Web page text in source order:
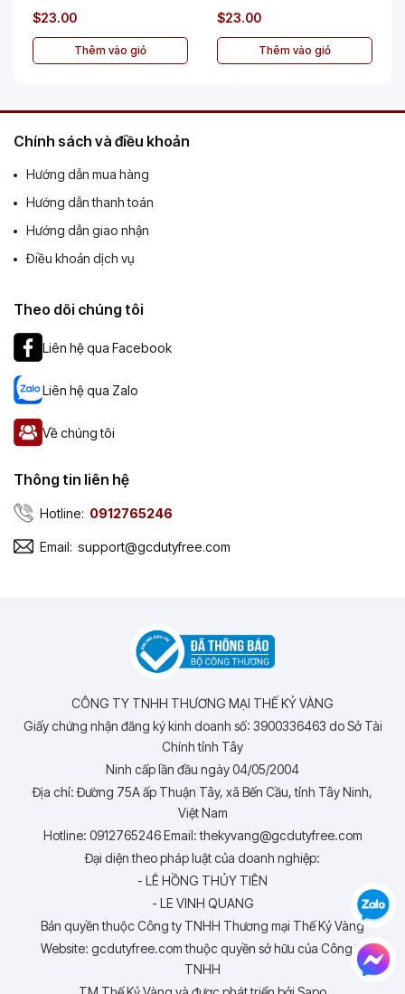
$23.00
Thêm vào giỏ
$23.00
Thêm vào giỏ
Chính sách và điều khoản
Hướng dẫn mua hàng
Hướng dẫn thanh toán
Hướng dẫn giao nhận
Điều khoản dịch vụ
Theo dõi chúng tôi
Liên hệ qua Facebook
Liên hệ qua Zalo
Về chúng tôi
Thông tin liên hệ
Hotline: 0912765246
Email: support@gcdutyfree.com
CÔNG TY TNHH THƯƠNG MẠI THẾ KỶ VÀNG
Giấy chứng nhận đăng ký kinh doanh số: 3900336463 do Sở Tài
Chính tỉnh Tây
Ninh cấp lần đầu ngày 04/05/2004
Địa chỉ: Đường 75A ấp Thuận Tây, xã Bến Cầu, tỉnh Tây Ninh,
Việt Nam
Hotline: 0912765246 Email: thekyvang@gcdutyfree.com
Đại diện theo pháp luật của doanh nghiệp:
- LÊ HỒNG THỦY TIÊN
- LE VINH QUANG
Bản quyền thuộc Công ty TNHH Thương mại Thế Kỷ Vàng
Website: gcdutyfree.com thuộc quyền sở hữu của Công ty
TNHH